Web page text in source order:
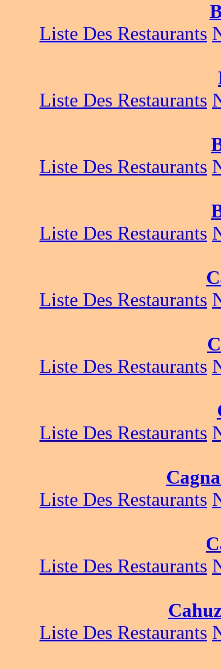
Liste Des Restaurants
Liste Des Restaurants
Liste Des Restaurants
Liste Des Restaurants
Liste Des Restaurants
Liste Des Restaurants
Liste Des Restaurants
Liste Des Restaurants
Liste Des Restaurants
Liste Des Restaurants